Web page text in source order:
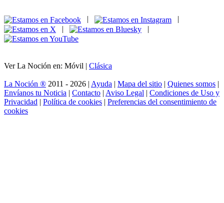
|
|
Ver La Noción en: Móvil | Clásica
La Noción ® 2011 - 2026 | Ayuda | Mapa del sitio | Quienes somos |
Envíanos tu Noticia | Contacto | Aviso Legal | Condiciones de Uso y
Privacidad | Política de cookies | Preferencias del consentimiento de
cookies